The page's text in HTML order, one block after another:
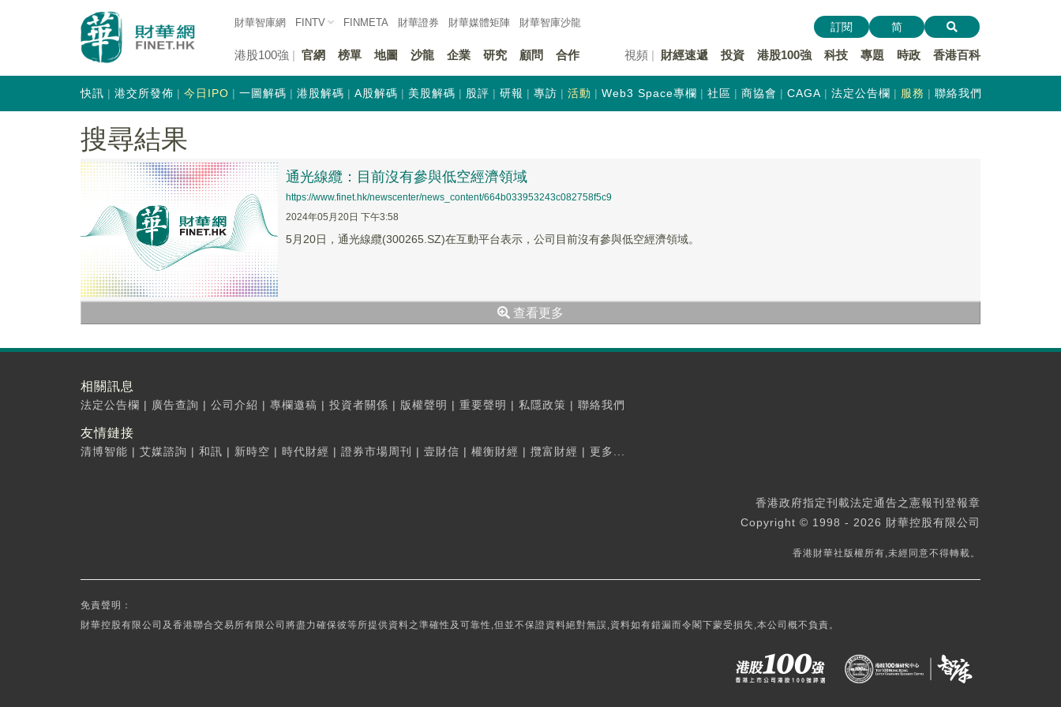
財華智庫網 FINTV FINMETA 財華證券 財華媒體矩陣 財華智庫沙龍
港股100強 官網 榜單 地圖 沙龍 企業 研究 顧問 合作 視頻 財經速遞 投資 港股100強 科技 專題 時政 香港百科
訂閱 简
快訊 港交所發佈 今日IPO 一圖解碼 港股解碼 A股解碼 美股解碼 股評 研報 專訪 活動 Web3 Space專欄 社區 商協會 CAGA 法定公告欄 服務 聯絡我們
搜尋結果
通光線纜：目前沒有參與低空經濟領域
https://www.finet.hk/newscenter/news_content/664b033953243c082758f5c9
2024年05月20日 下午3:58
5月20日，通光線纜(300265.SZ)在互動平台表示，公司目前沒有參與低空經濟領域。
查看更多
相關訊息
法定公告欄 | 廣告查詢 | 公司介紹 | 專欄邀稿 | 投資者關係 | 版權聲明 | 重要聲明 | 私隱政策 | 聯絡我們
友情鏈接
清博智能 | 艾媒諮詢 | 和訊 | 新時空 | 時代財經 | 證券市場周刊 | 壹財信 | 權衡財經 | 攬富財經 | 更多...
香港政府指定刊載法定通告之憲報刊登報章
Copyright © 1998 - 2026 財華控股有限公司
香港財華社版權所有,未經同意不得轉載。
免責聲明：
財華控股有限公司及香港聯合交易所有限公司將盡力確保彼等所提供資料之準確性及可靠性,但並不保證資料絕對無誤,資料如有錯漏而令閣下蒙受損失,本公司概不負責。